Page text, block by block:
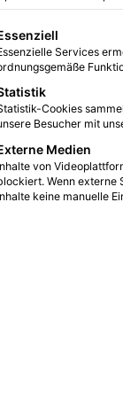
eine Liste der
Services
Cookies
Besucher mit
Medien
von
Wenn externe
keine manuelle